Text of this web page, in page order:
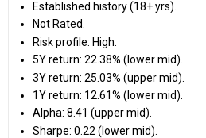
Established history (18+ yrs).
Not Rated.
Risk profile: High.
5Y return: 22.38% (lower mid).
3Y return: 25.03% (upper mid).
1Y return: 12.61% (lower mid).
Alpha: 8.41 (upper mid).
Sharpe: 0.22 (lower mid).